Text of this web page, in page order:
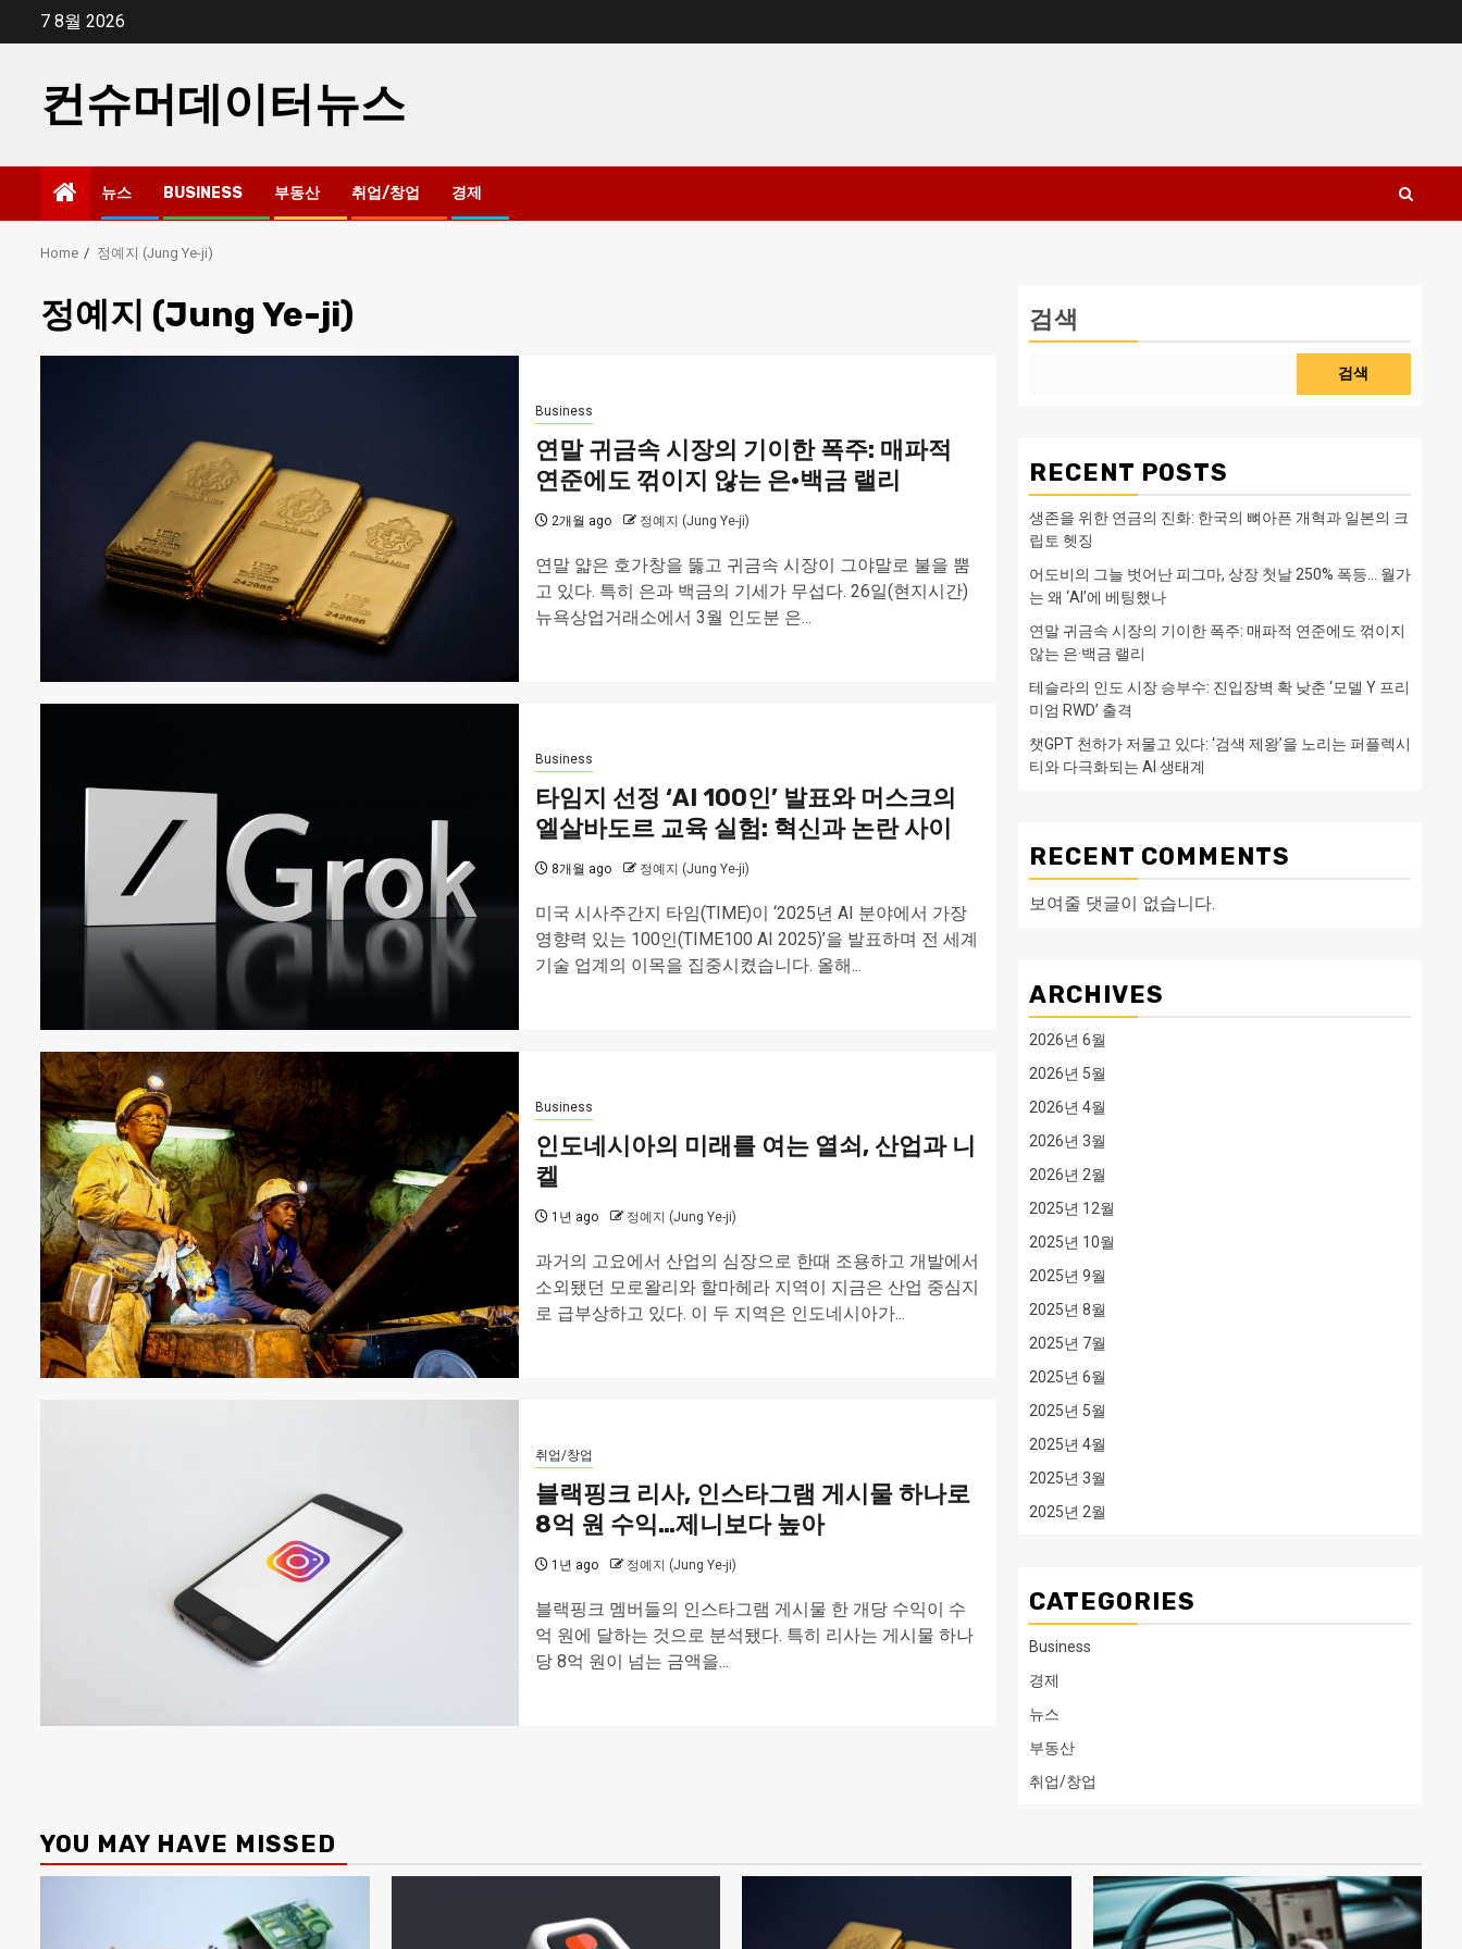
7 8월 2026
컨슈머데이터뉴스
뉴스 BUSINESS 부동산 취업/창업 경제
Home 정예지 (Jung Ye-ji)
정예지 (Jung Ye-ji)
Business
연말 귀금속 시장의 기이한 폭주: 매파적
연준에도 꺾이지 않는 은·백금 랠리
2개월 ago 정예지 (Jung Ye-ji)
연말 얇은 호가창을 뚫고 귀금속 시장이 그야말로 불을 뿜
고 있다. 특히 은과 백금의 기세가 무섭다. 26일(현지시간)
뉴욕상업거래소에서 3월 인도분 은...
Business
타임지 선정 ‘AI 100인’ 발표와 머스크의
엘살바도르 교육 실험: 혁신과 논란 사이
8개월 ago 정예지 (Jung Ye-ji)
미국 시사주간지 타임(TIME)이 ‘2025년 AI 분야에서 가장
영향력 있는 100인(TIME100 AI 2025)’을 발표하며 전 세계
기술 업계의 이목을 집중시켰습니다. 올해...
Business
인도네시아의 미래를 여는 열쇠, 산업과 니
켈
1년 ago 정예지 (Jung Ye-ji)
과거의 고요에서 산업의 심장으로 한때 조용하고 개발에서
소외됐던 모로왈리와 할마헤라 지역이 지금은 산업 중심지
로 급부상하고 있다. 이 두 지역은 인도네시아가...
취업/창업
블랙핑크 리사, 인스타그램 게시물 하나로
8억 원 수익…제니보다 높아
1년 ago 정예지 (Jung Ye-ji)
블랙핑크 멤버들의 인스타그램 게시물 한 개당 수익이 수
억 원에 달하는 것으로 분석됐다. 특히 리사는 게시물 하나
당 8억 원이 넘는 금액을...
검색
검색
RECENT POSTS
생존을 위한 연금의 진화: 한국의 뼈아픈 개혁과 일본의 크
립토 헷징
어도비의 그늘 벗어난 피그마, 상장 첫날 250% 폭등… 월가
는 왜 ‘AI’에 베팅했나
연말 귀금속 시장의 기이한 폭주: 매파적 연준에도 꺾이지
않는 은·백금 랠리
테슬라의 인도 시장 승부수: 진입장벽 확 낮춘 ‘모델 Y 프리
미엄 RWD’ 출격
챗GPT 천하가 저물고 있다: ‘검색 제왕’을 노리는 퍼플렉시
티와 다극화되는 AI 생태계
RECENT COMMENTS
보여줄 댓글이 없습니다.
ARCHIVES
2026년 6월
2026년 5월
2026년 4월
2026년 3월
2026년 2월
2025년 12월
2025년 10월
2025년 9월
2025년 8월
2025년 7월
2025년 6월
2025년 5월
2025년 4월
2025년 3월
2025년 2월
CATEGORIES
Business
경제
뉴스
부동산
취업/창업
YOU MAY HAVE MISSED